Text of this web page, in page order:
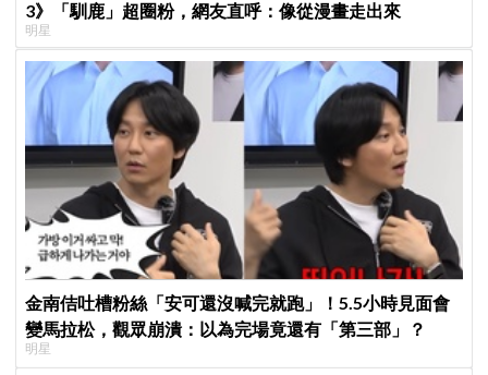
3》「馴鹿」超圈粉，網友直呼：像從漫畫走出來
明星
金南佶吐槽粉絲「安可還沒喊完就跑」！5.5小時見面會
變馬拉松，觀眾崩潰：以為完場竟還有「第三部」？
明星